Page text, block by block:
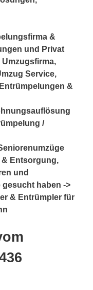
&
und Privat
Service,
&
/
Entsorgung,
und
haben ->
& Entrümpler für